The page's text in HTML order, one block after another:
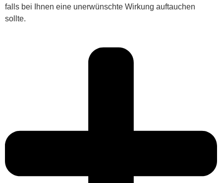
falls bei Ihnen eine unerwünschte Wirkung auftauchen
sollte.